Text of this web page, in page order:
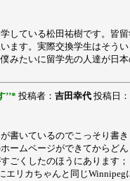
している松田祐樹です。皆
ます。実際交換学生はそう
みたいに留学先の人達が日
’’* 投稿者： 吉田幸代 投稿日
書いているのでこっそり書き
ームページができてからど
ごくしたのほうにあります；
エリカちゃんと同じWinnipeg